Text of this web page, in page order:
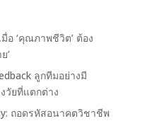
อ ‘คุณภาพชีวิต’ ต้อง
’
ลูกทีมอย่างมี
วัยที่แตกต่าง
ถอดรหัสอนาคตวิชาชีพ